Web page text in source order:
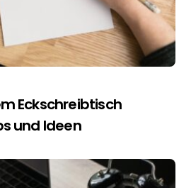
Eckschreibtisch
und Ideen